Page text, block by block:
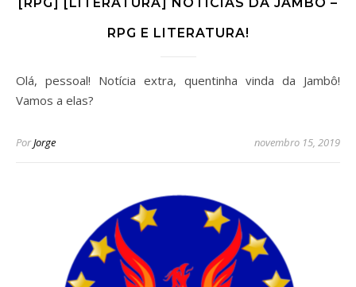
RPG E LITERATURA!
Olá, pessoal! Notícia extra, quentinha vinda da Jambô!
Vamos a elas?
PorJorge novembro 15, 2019